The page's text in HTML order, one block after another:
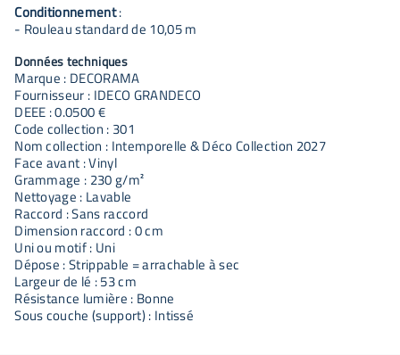
Conditionnement:
- Rouleau standard de 10,05 m
Données techniques
Marque : DECORAMA
Fournisseur : IDECO GRANDECO
DEEE : 0.0500 €
Code collection : 301
Nom collection : Intemporelle & Déco Collection 2027
Face avant : Vinyl
Grammage : 230 g/m²
Nettoyage : Lavable
Raccord : Sans raccord
Dimension raccord : 0 cm
Uni ou motif : Uni
Dépose : Strippable = arrachable à sec
Largeur de lé : 53 cm
Résistance lumière : Bonne
Sous couche (support) : Intissé